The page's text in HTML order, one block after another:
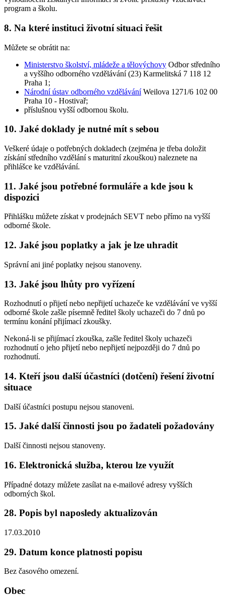
program a školu.
8. Na které instituci životní situaci řešit
Můžete se obrátit na:
Ministerstvo školství, mládeže a tělovýchovy Odbor středního
a vyššího odborného vzdělávání (23) Karmelitská 7 118 12
Praha 1;
Národní ústav odborného vzděláváníWeilova 1271/6 102 00
Praha 10 - Hostivař;
příslušnou vyšší odbornou školu.
10. Jaké doklady je nutné mít s sebou
Veškeré údaje o potřebných dokladech (zejména je třeba doložit
získání středního vzdělání s maturitní zkouškou) naleznete na
přihlášce ke vzdělávání.
11. Jaké jsou potřebné formuláře a kde jsou k
dispozici
Přihlášku můžete získat v prodejnách SEVT nebo přímo na vyšší
odborné škole.
12. Jaké jsou poplatky a jak je lze uhradit
Správní ani jiné poplatky nejsou stanoveny.
13. Jaké jsou lhůty pro vyřízení
Rozhodnutí o přijetí nebo nepřijetí uchazeče ke vzdělávání ve vyšší
odborné škole zašle písemně ředitel školy uchazeči do 7 dnů po
termínu konání přijímací zkoušky.
Nekoná-li se přijímací zkouška, zašle ředitel školy uchazeči
rozhodnutí o jeho přijetí nebo nepřijetí nejpozději do 7 dnů po
rozhodnutí.
14. Kteří jsou další účastníci (dotčení) řešení životní
situace
Další účastníci postupu nejsou stanoveni.
15. Jaké další činnosti jsou po žadateli požadovány
Další činnosti nejsou stanoveny.
16. Elektronická služba, kterou lze využít
Případné dotazy můžete zasílat na e-mailové adresy vyšších
odborných škol.
28. Popis byl naposledy aktualizován
17.03.2010
29. Datum konce platnosti popisu
Bez časového omezení.
Obec